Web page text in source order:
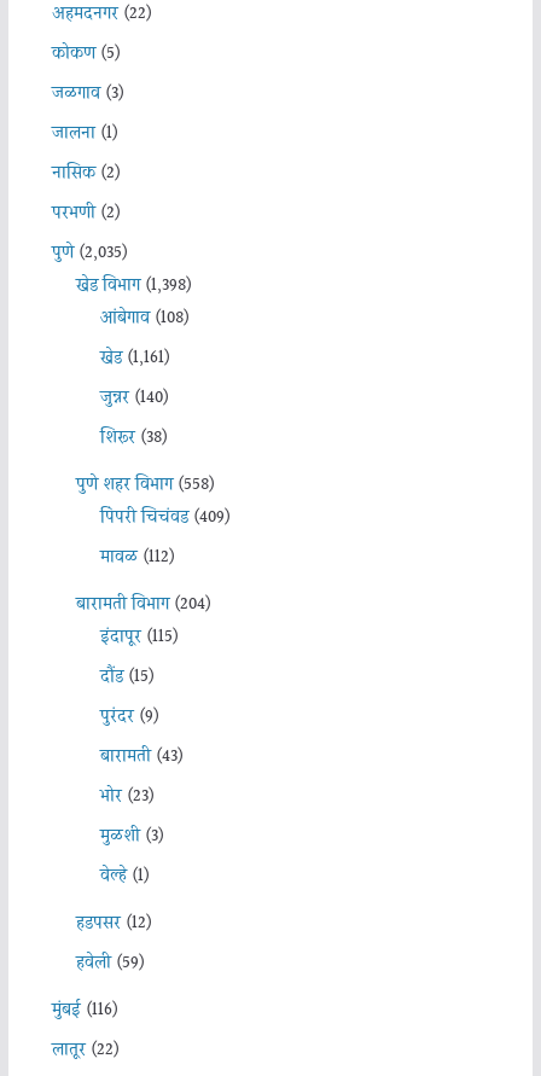
अहमदनगर(22)
कोकण(5)
जळगाव(3)
जालना(1)
नासिक(2)
परभणी(2)
पुणे(2,035)
खेड विभाग(1,398)
आंबेगाव(108)
खेड(1,161)
जुन्नर(140)
शिरूर(38)
पुणे शहर विभाग(558)
पिंपरी चिचंवड(409)
मावळ(112)
बारामती विभाग(204)
इंदापूर(115)
दौंड(15)
पुरंदर(9)
बारामती(43)
भोर(23)
मुळशी(3)
वेल्हे(1)
हडपसर(12)
हवेली(59)
मुंबई(116)
लातूर(22)